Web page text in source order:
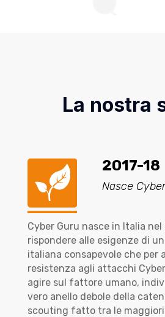
La nostra
2017-18
Nasce
Cyber Guru nasce in Italia nel
rispondere alle esigenze di
italiana consapevole che per
resistenza agli attacchi
agire sul fattore umano,
vero anello debole della
scouting fatto tra le